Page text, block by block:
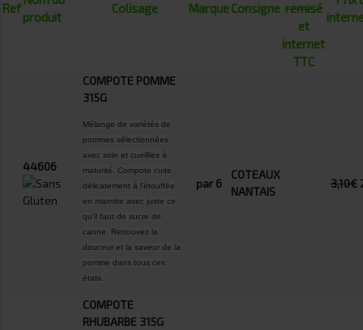
Ref
produit
Colisage MarqueConsigne remisé
et
internet
TTC
44606
COMPOTE POMME
315G
Mélange de variétés de
pommes sélectionnées
avec soin et cueillies à
maturité. Compote cuite
délicatement à l'étouffée
en marmite avec juste ce
qu'il faut de sucre de
canne. Retrouvez la
douceur et la saveur de la
pomme dans tous ces
états.
par 6
COTEAUX
NANTAIS
3,10€
COMPOTE
RHUBARBE 315G